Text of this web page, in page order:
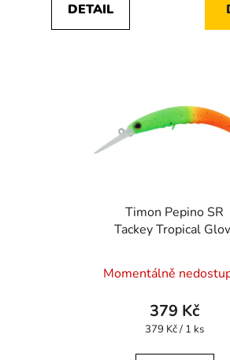
DETAIL
Timon Pepino SR
Tackey Tropical
Momentálně
379 Kč
Měrná
379 Kč / 1 ks